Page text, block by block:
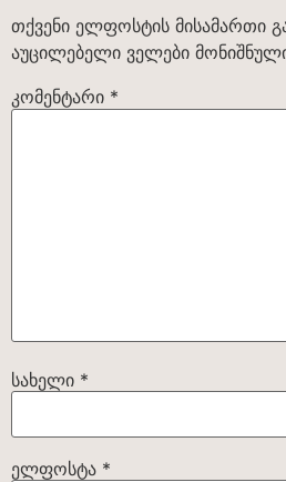
თქვენი ელფოსტის მისამართი
აუცილებელი ველები
კომენტარი *
სახელი *
ელფოსტა *